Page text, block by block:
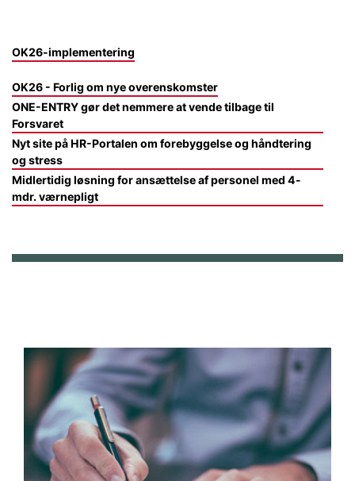
OK26-implementering
OK26 - Forlig om nye overenskomster
ONE-ENTRY gør det nemmere at vende tilbage til
Forsvaret
Nyt site på HR-Portalen om forebyggelse og håndtering
og stress
Midlertidig løsning for ansættelse af personel med 4-
mdr. værnepligt